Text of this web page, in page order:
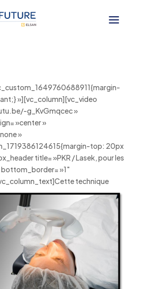
»][vc_column][vc_video
g_KvGmqcec »
»center »
»
top: 20px
title= »PKR / Lasek, pour les
»1″
Cette technique